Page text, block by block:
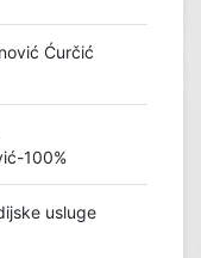
Ćurčić
100%
usluge